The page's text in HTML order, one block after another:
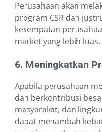
Perusahaan akan
program CSR dan
kesempatan
market yang lebih luas.
6. Meningkatkan
Apabila perusahaan
dan berkontribusi
masyarakat, dan
dapat menambah